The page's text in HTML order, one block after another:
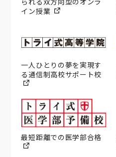
イン授業
一人ひとりの夢を実現す
る通信制高校サポート校
最短距離での医学部合格